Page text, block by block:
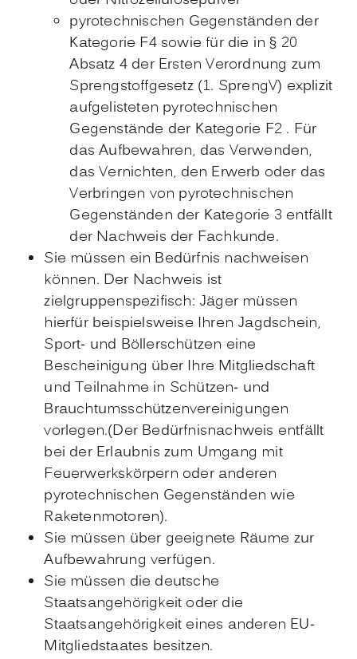
pyrotechnischen Gegenständen der
Kategorie F4 sowie für die in § 20
Absatz 4 der Ersten Verordnung zum
Sprengstoffgesetz (1. SprengV) explizit
aufgelisteten pyrotechnischen
Gegenstände der Kategorie F2 . Für
das Aufbewahren, das Verwenden,
das Vernichten, den Erwerb oder das
Verbringen von pyrotechnischen
Gegenständen der Kategorie 3 entfällt
der Nachweis der Fachkunde.
Sie müssen ein Bedürfnis nachweisen
können. Der Nachweis ist
zielgruppenspezifisch: Jäger müssen
hierfür beispielsweise Ihren Jagdschein,
Sport- und Böllerschützen eine
Bescheinigung über Ihre Mitgliedschaft
und Teilnahme in Schützen- und
Brauchtumsschützenvereinigungen
vorlegen.(Der Bedürfnisnachweis entfällt
bei der Erlaubnis zum Umgang mit
Feuerwerkskörpern oder anderen
pyrotechnischen Gegenständen wie
Raketenmotoren).
Sie müssen über geeignete Räume zur
Aufbewahrung verfügen.
Sie müssen die deutsche
Staatsangehörigkeit oder die
Staatsangehörigkeit eines anderen EU-
Mitgliedstaates besitzen.